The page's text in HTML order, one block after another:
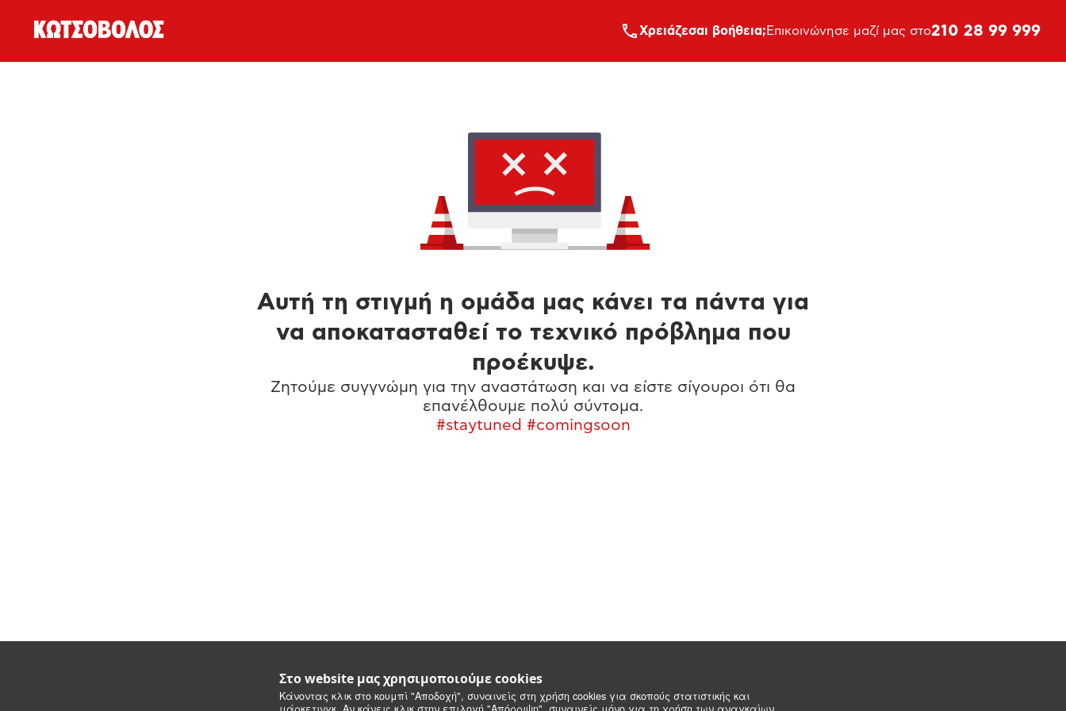
Στο website μας χρησιμοποιούμε cookies
Κάνοντας κλικ στο κουμπί "Αποδοχή", συναινείς στη χρήση cookies για σκοπούς στατιστικής και
Xρειάζεσαι βοήθεια; Επικοινώνησε μαζί μας στο210 28 99 999
Αυτή τη στιγμή η ομάδα μας κάνει τα πάντα για
να αποκατασταθεί το τεχνικό πρόβλημα που
προέκυψε.
Ζητούμε συγγνώμη για την αναστάτωση και να είστε σίγουροι ότι θα
επανέλθουμε πολύ σύντομα.
#staytuned #comingsoon